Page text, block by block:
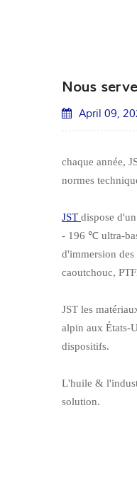
Nous
April 09,
chaque année,
normes
JST dispose
- 196 ℃ ultra-
d'immersion
caoutchouc,
JST les
alpin aux États-
dispositifs.
L'huile &
solution.